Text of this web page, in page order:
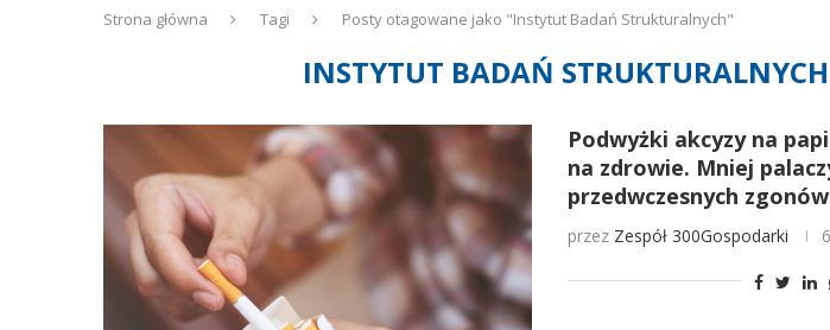
Strona główna Tagi Posty otagowane jako "Instytut Badań Strukturalnych"
INSTYTUT BADAŃ STRUKTURALNYCH
Podwyżki akcyzy na
na zdrowie. Mniej
przedwczesnych zgonów
przez Zespół 300Gospodarki